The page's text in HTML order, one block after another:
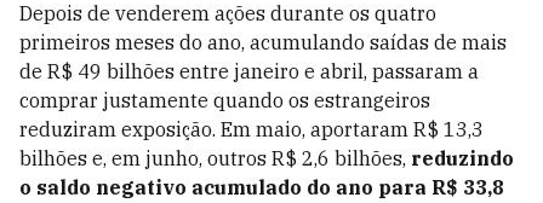
Depois de venderem ações durante os quatro
primeiros meses do ano, acumulando saídas de mais
de R$ 49 bilhões entre janeiro e abril, passaram a
comprar justamente quando os estrangeiros
reduziram exposição. Em maio, aportaram R$ 13,3
bilhões e, em junho, outros R$ 2,6 bilhões, reduzindo
o saldo negativo acumulado do ano para R$ 33,8